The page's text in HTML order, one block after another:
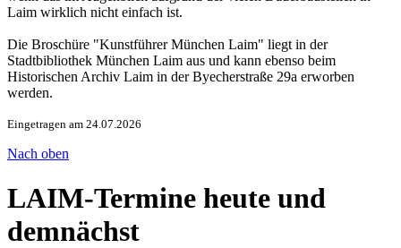
Laim wirklich nicht einfach ist.
Die Broschüre "Kunstführer München Laim" liegt in der
Stadtbibliothek München Laim aus und kann ebenso beim
Historischen Archiv Laim in der Byecherstraße 29a erworben
werden.
Eingetragen am 24.07.2026
Nach oben
LAIM-Termine heute und
demnächst